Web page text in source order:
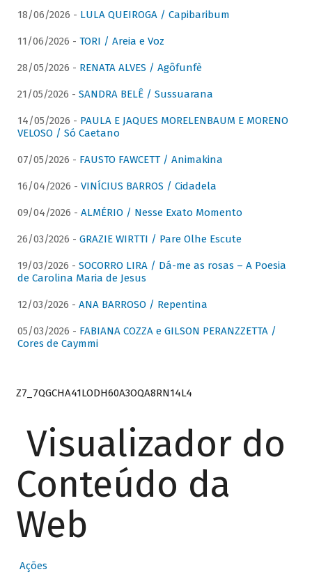
18/06/2026 - LULA QUEIROGA / Capibaribum
11/06/2026 - TORI / Areia e Voz
28/05/2026 - RENATA ALVES / Agôfunfè
21/05/2026 - SANDRA BELÊ / Sussuarana
14/05/2026 - PAULA E JAQUES MORELENBAUM E MORENO
VELOSO / Só Caetano
07/05/2026 - FAUSTO FAWCETT / Animakina
16/04/2026 - VINÍCIUS BARROS / Cidadela
09/04/2026 - ALMÉRIO / Nesse Exato Momento
26/03/2026 - GRAZIE WIRTTI / Pare Olhe Escute
19/03/2026 - SOCORRO LIRA / Dá-me as rosas – A Poesia
de Carolina Maria de Jesus
12/03/2026 - ANA BARROSO / Repentina
05/03/2026 - FABIANA COZZA e GILSON PERANZZETTA /
Cores de Caymmi
Z7_7QGCHA41LODH60A3OQA8RN14L4
Visualizador do
Conteúdo da
Web
Ações